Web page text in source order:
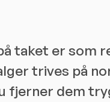
taket er som
trives på
fjerner dem